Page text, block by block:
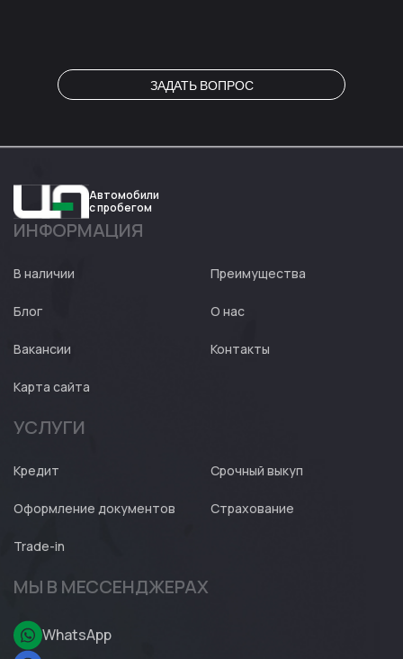
ЗАДАТЬ ВОПРОС
Авто
Автомобили
с пробегом
ИНФОРМАЦИЯ
В наличии Преимущества
Блог О нас
Вакансии Контакты
Карта сайта
УСЛУГИ
Кредит Срочный выкуп
Оформление документов Страхование
Trade-in
МЫ В МЕССЕНДЖЕРАХ
WhatsApp